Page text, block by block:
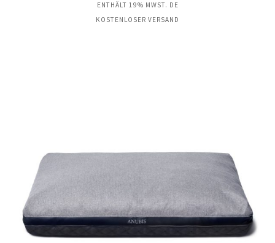
ENTHÄLT 19% MWST. DE
KOSTENLOSER VERSAND